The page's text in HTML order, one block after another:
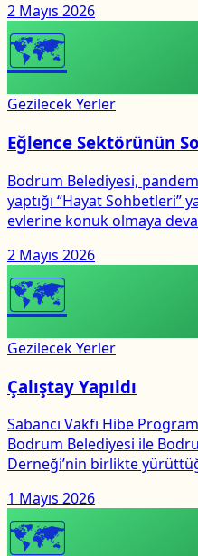
2 Mayıs 2026
🗺
Gezilecek Yerler
Eğlence Sektörünün
Bodrum Belediyesi,
yaptığı “Hayat Sohbetleri”
evlerine konuk olmaya
2 Mayıs 2026
🗺
Gezilecek Yerler
Çalıştay Yapıldı
Sabancı Vakfı Hibe
Bodrum Belediyesi ile
Derneği’nin birlikte
1 Mayıs 2026
🗺